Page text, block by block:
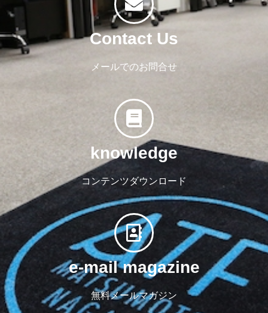
Contact Us
メールでのお問合せ
knowledge
コンテンツダウンロード
e-mail magazine
無料メールマガジン